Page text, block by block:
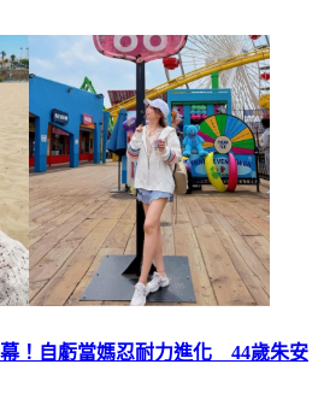
！自虧當媽忍耐力進化 44歲朱安